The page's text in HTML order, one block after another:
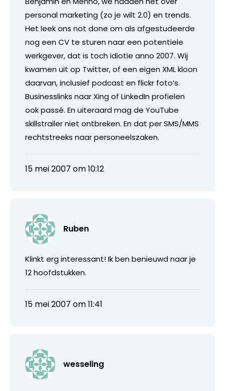
personal marketing (zo je wilt 2.0) en trends.
Het leek ons not done om als afgestudeerde
nog een CV te sturen naar een potentiele
werkgever, dat is toch idiotie anno 2007. Wij
kwamen uit op Twitter, of een eigen XML kloon
daarvan, inclusief podcast en flickr foto’s.
Businesslinks naar Xing of LinkedIn profielen
ook passé. En uiteraard mag de YouTube
skillstrailer niet ontbreken. En dat per SMS/MMS
rechtstreeks naar personeelszaken.
15 mei 2007 om 10:12
Ruben
Klinkt erg interessant! Ik ben benieuwd naar je
12 hoofdstukken.
15 mei 2007 om 11:41
wesseling